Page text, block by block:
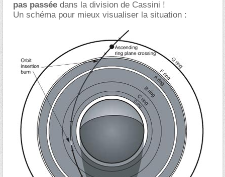
pas passée dans la division de Cassini !
Un schéma pour mieux visualiser la situation :